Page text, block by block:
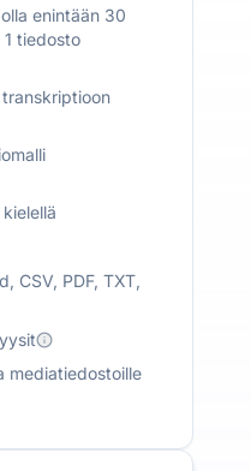
enintään 30
tiedosto
CSV, PDF, TXT,
mediatiedostoille